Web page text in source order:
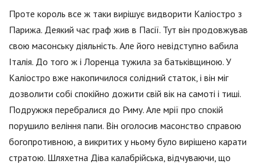
Проте король все ж таки вирішує видворити Каліостро з
Парижа. Деякий час граф жив в Пасії. Тут він продовжував
свою масонську діяльність. Але його невідступно вабила
Італія. До того ж і Лоренца тужила за батьківщиною. У
Каліостро вже накопичилося солідний статок, і він міг
дозволити собі спокійно дожити свій вік на самоті і тиші.
Подружжя перебралися до Риму. Але мрії про спокій
порушило веління папи. Він оголосив масонство справою
богопротивною, а викритих у ньому було вирішено карати
стратою. Шляхетна Діва калабрійська, відчуваючи, що